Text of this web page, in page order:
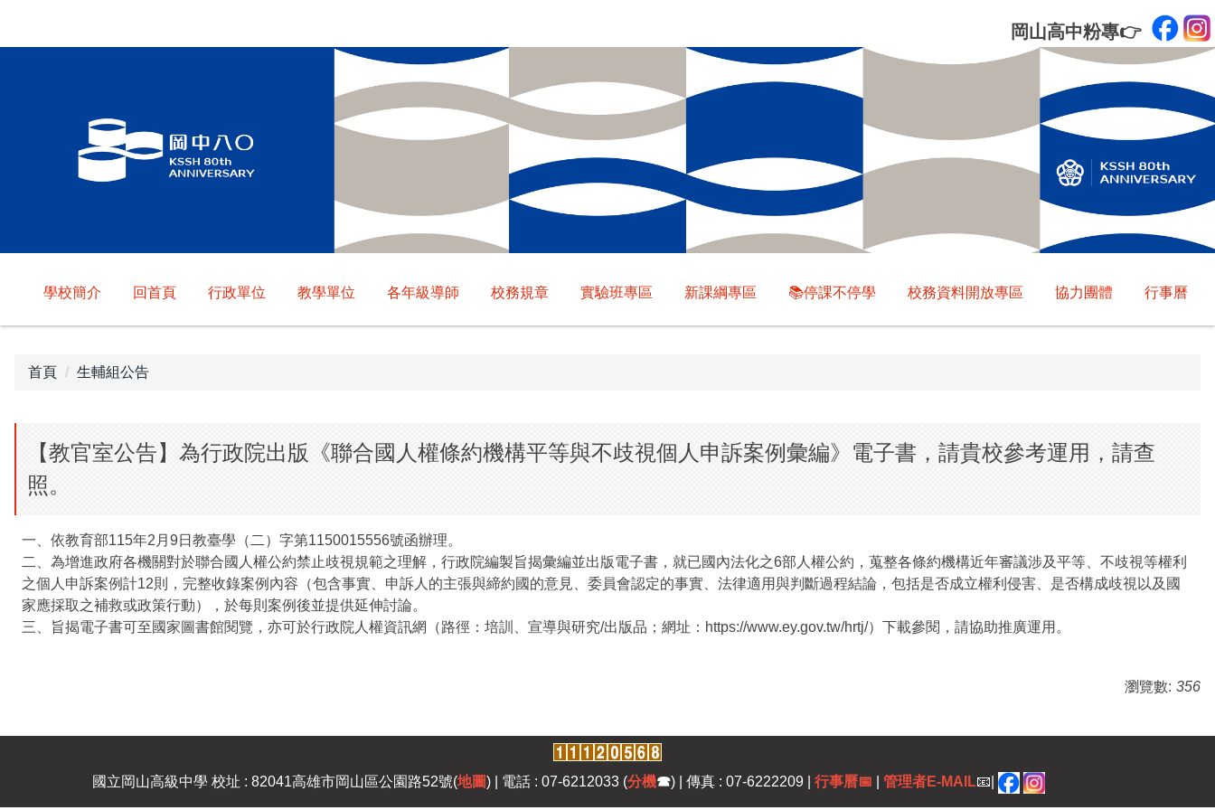
岡山高中粉專👉
學校簡介 回首頁 行政單位 教學單位 各年級導師 校務規章 實驗班專區 新課綱專區 📚停課不停學 校務資料開放專區 協力團體 行事曆
首頁 生輔組公告
【教官室公告】為行政院出版《聯合國人權條約機構平等與不歧視個人申訴案例彙編》電子書，請貴校參考運用，請查
照。
一、依教育部115年2月9日教臺學（二）字第1150015556號函辦理。
二、為增進政府各機關對於聯合國人權公約禁止歧視規範之理解，行政院編製旨揭彙編並出版電子書，就已國內法化之6部人權公約，蒐整各條約機構近年審議涉及平等、不歧視等權利
之個人申訴案例計12則，完整收錄案例內容（包含事實、申訴人的主張與締約國的意見、委員會認定的事實、法律適用與判斷過程結論，包括是否成立權利侵害、是否構成歧視以及國
家應採取之補救或政策行動），於每則案例後並提供延伸討論。
三、旨揭電子書可至國家圖書館閱覽，亦可於行政院人權資訊網（路徑：培訓、宣導與研究/出版品；網址：https://www.ey.gov.tw/hrtj/）下載參閱，請協助推廣運用。
瀏覽數: 356
國立岡山高級中學 校址 : 82041高雄市岡山區公園路52號(地圖) | 電話 : 07-6212033 (分機☎) | 傳真 : 07-6222209 | 行事曆📅 管理者E-MAIL📧|